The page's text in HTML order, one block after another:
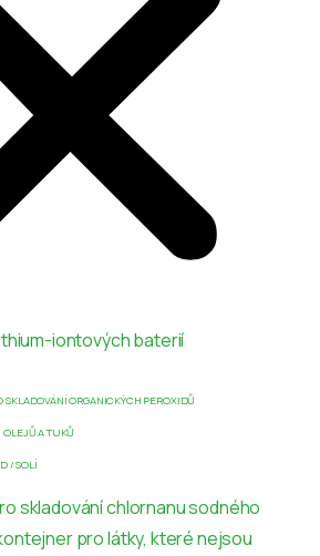
iontových baterií
ORGANICKÝCH PEROXIDŮ
OLEJŮ A TUKŮ
/ SOLÍ
skladování chlornanu sodného
pro látky, které nejsou